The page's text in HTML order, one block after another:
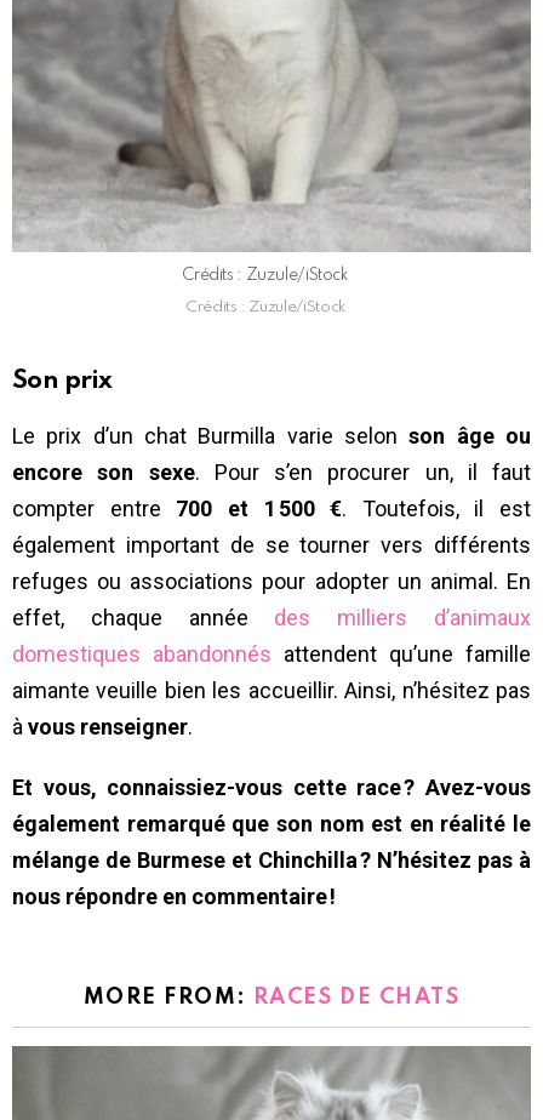
Crédits : Zuzule/iStock
Crédits : Zuzule/iStock
Son prix
Le prix d’un chat Burmilla varie selonson âge ou
encore son sexe. Pour s’en procurer un, il faut
compter entre 700 et 1 500 €. Toutefois, il est
également important de se tourner vers différents
refuges ou associations pour adopter un animal. En
effet, chaque année des milliers d’animaux
domestiques abandonnés attendent qu’une famille
aimante veuille bien les accueillir. Ainsi, n’hésitez pas
à vous renseigner.
Et vous, connaissiez-vous cette race ? Avez-vous
également remarqué que son nom est en réalité le
mélange de Burmese et Chinchilla ? N’hésitez pas à
nous répondre en commentaire !
MORE FROM: RACES DE CHATS